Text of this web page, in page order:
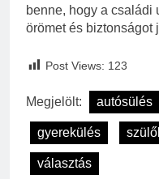
benne, hogy a családi
örömet és biztonságot
Post Views: 123
Megjelölt: autósülés
gyerekülés
választás